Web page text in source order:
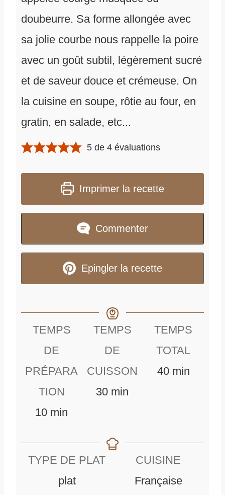
doubeurre. Sa forme allongée avec
sa jolie courbe nous rappelle la poire
avec un goût subtil, légèrement sucré
et de saveur douce et crémeuse. On
la cuisine en soupe, rôtie au four, en
gratin, en salade, etc...
5 de4 évaluations
Imprimer la recette
Commenter
Epingler la recette
TEMPS
DE
PRÉPARA
TION
10mmin
TEMPS
DE
CUISSON
30m
u
min
TEMPS
TOTAL
40m
e
min
TYPE DE PLAT
plat
CUISINE
Française